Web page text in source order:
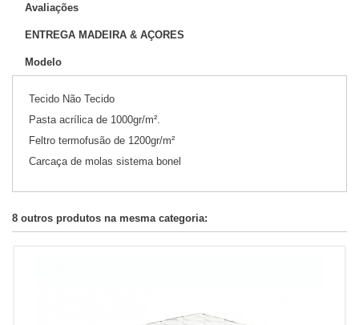
Avaliações
ENTREGA MADEIRA & AÇORES
Modelo
Tecido Não Tecido
Pasta acrílica de 1000gr/m².
Feltro termofusão de 1200gr/m²
Carcaça de molas sistema bonel
8 outros produtos na mesma categoria: